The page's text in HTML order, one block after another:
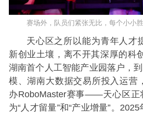
赛场外，队员们紧张无比，每个小小胜
天心区之所以能为青年人才
新创业土壤，离不开其深厚的科
湖南首个人工智能产业园落户，
模、湖南大数据交易所投入运营
办RoboMaster赛事——天心区正
为“人才留量”和“产业增量”。